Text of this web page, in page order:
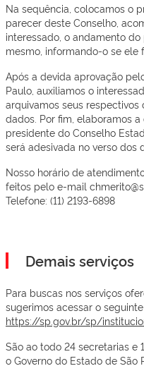
Na sequência, colocamos o
parecer deste Conselho,
interessado, o andamento
mesmo, informando-o se ele
Após a devida aprovação
Paulo, auxiliamos o
arquivamos seus
dados. Por fim, elaboramos
presidente do Conselho
será adesivada no verso dos
Nosso horário de
feitos pelo e-mail
Telefone: (11) 2193-6898
Demais serviços
Para buscas nos serviços
sugerimos acessar o
https://sp.gov.br/sp/
São ao todo 24 secretarias e
o Governo do Estado de São